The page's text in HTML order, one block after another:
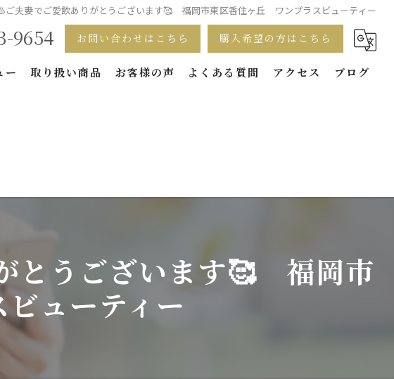
ご夫妻でご愛飲ありがとうございます🥰 福岡市東区香住ヶ丘 ワンプラスビューティー
9654 お問い合わせはこちら 購入希望の方はこちら
ー 取り扱い商品 お客様の声 よくある質問 アクセス ブログ
とうございます🥰 福岡市
ューティー